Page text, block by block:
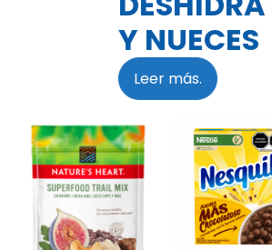
Y NUECES
Leer más.